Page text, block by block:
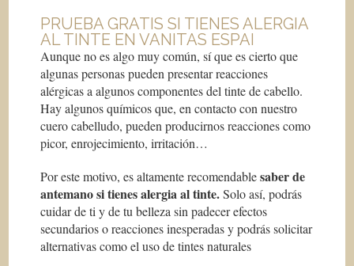
PRUEBA GRATIS SI TIENES ALERGIA
AL TINTE EN VANITAS ESPAI
Aunque no es algo muy común, sí que es cierto que
algunas personas pueden presentar reacciones
alérgicas a algunos componentes del tinte de cabello.
Hay algunos químicos que, en contacto con nuestro
cuero cabelludo, pueden producirnos reacciones como
picor, enrojecimiento, irritación…
Por este motivo, es altamente recomendablesaber de
antemano si tienes alergia al tinte.Solo así, podrás
cuidar de ti y de tu belleza sin padecer efectos
secundarios o reacciones inesperadas y podrás solicitar
alternativas como el uso de tintes naturales